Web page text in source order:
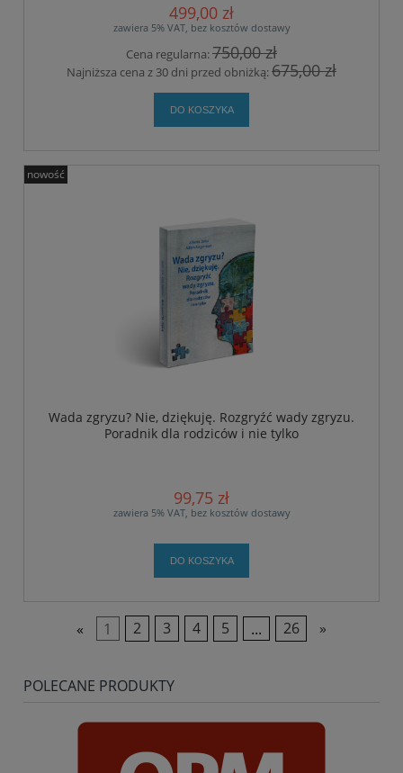
499,00 zł
zawiera 5% VAT, bez kosztów dostawy
Cena regularna:750,00 zł
Najniższa cena z 30 dni przed obniżką:675,00 zł
DO KOSZYKA
Wada zgryzu? Nie, dziękuję. Rozgryźć wady zgryzu.
Poradnik dla rodziców i nie tylko
99,75 zł
zawiera 5% VAT, bez kosztów dostawy
DO KOSZYKA
nowość
« 1 2 3 4 5 ... 26 »
POLECANE PRODUKTY